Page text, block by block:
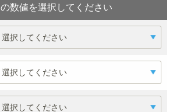
の数値を選択してください